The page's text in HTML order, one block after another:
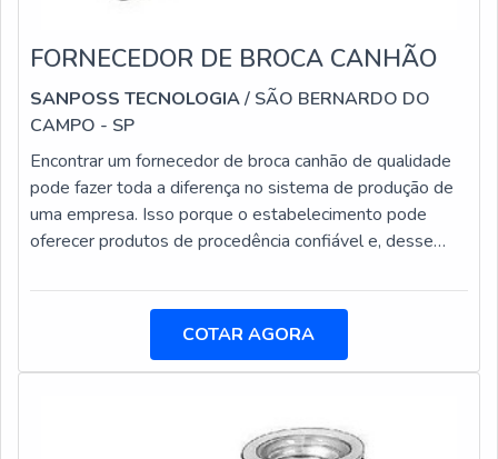
FORNECEDOR DE BROCA CANHÃO
SANPOSS TECNOLOGIA/ SÃO BERNARDO DO
CAMPO - SP
Encontrar um fornecedor de broca canhão de qualidade
pode fazer toda a diferença no sistema de produção de
uma empresa. Isso porque o estabelecimento pode
oferecer produtos de procedência confiável e, desse
empresa.Aumentando a produção, é possível agilizar os
os clientes. Além disso, com brocas canhão de qualidade
superior os resultados podem alcançar um nível maior de
COTAR AGORA